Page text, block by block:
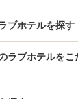
ブホテルを探す
ラブホテルを